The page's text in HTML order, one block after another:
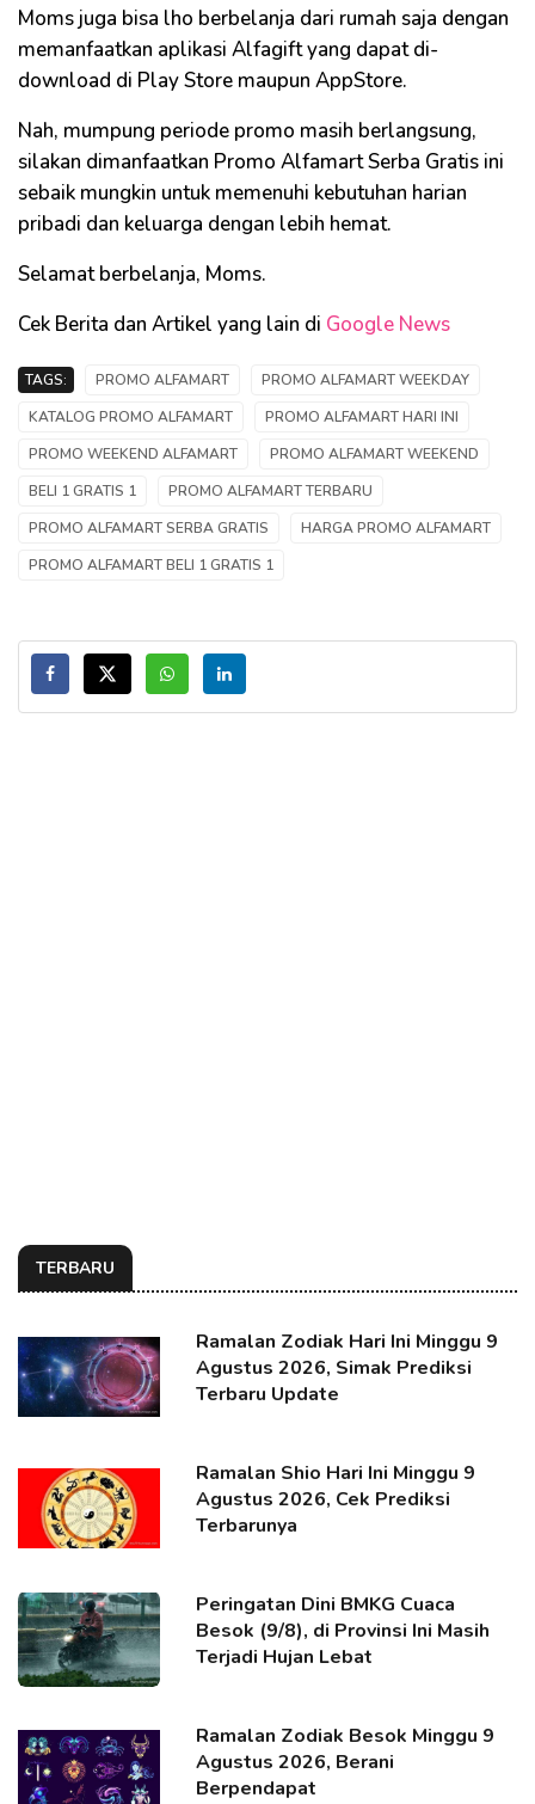
Moms juga bisa lho berbelanja dari rumah saja dengan
memanfaatkan aplikasi Alfagift yang dapat di-
download di Play Store maupun AppStore.
Nah, mumpung periode promo masih berlangsung,
silakan dimanfaatkan Promo Alfamart Serba Gratis ini
sebaik mungkin untuk memenuhi kebutuhan harian
pribadi dan keluarga dengan lebih hemat.
Selamat berbelanja, Moms.
Cek Berita dan Artikel yang lain di Google News
TAGS: PROMO ALFAMART
PROMO ALFAMART WEEKDAY
KATALOG PROMO ALFAMART
PROMO ALFAMART HARI INI
PROMO WEEKEND ALFAMART
PROMO ALFAMART WEEKEND
BELI 1 GRATIS 1
PROMO ALFAMART TERBARU
PROMO ALFAMART SERBA GRATIS
HARGA PROMO ALFAMART
PROMO ALFAMART BELI 1 GRATIS 1
TERBARU
Ramalan Zodiak Hari Ini Minggu 9
Agustus 2026, Simak Prediksi
Terbaru Update
Ramalan Shio Hari Ini Minggu 9
Agustus 2026, Cek Prediksi
Terbarunya
Peringatan Dini BMKG Cuaca
Besok (9/8), di Provinsi Ini Masih
Terjadi Hujan Lebat
Ramalan Zodiak Besok Minggu 9
Agustus 2026, Berani
Berpendapat